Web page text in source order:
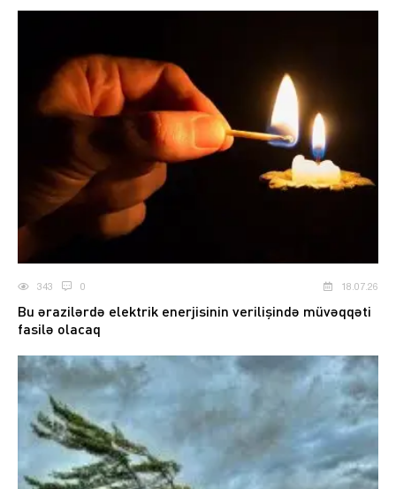
343 0 18.07.26
Bu ərazilərdə elektrik enerjisinin verilişində müvəqqəti
fasilə olacaq